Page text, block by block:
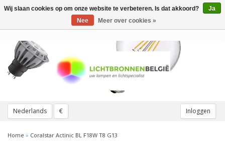
Nederlands € Inloggen
Toggle
Home » Coralstar Actinic BL F18W T8 G13
Wij slaan cookies op om onze website te verbeteren. Is dat akkoord?
Ja
Nee
Meer over cookies »